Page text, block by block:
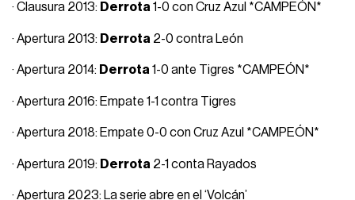
· Clausura 2013: Derrota1-0 con Cruz Azul *CAMPEÓN*
· Apertura 2013: Derrota 2-0 contra León
· Apertura 2014: Derrota1-0 ante Tigres *CAMPEÓN*
· Apertura 2016: Empate 1-1 contra Tigres
· Apertura 2018: Empate 0-0 con Cruz Azul *CAMPEÓN*
· Apertura 2019: Derrota 2-1 conta Rayados
· Apertura 2023: La serie abre en el ‘Volcán’